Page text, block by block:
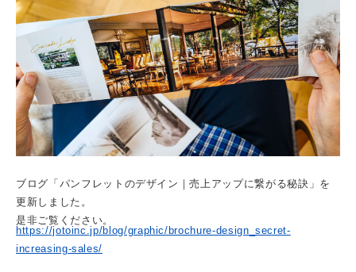
ブログ「パンフレットのデザイン｜売上アップに繋がる秘訣」を
更新しました。
是非ご覧ください。
https://jotoinc.jp/blog/graphic/brochure-design_secret-
increasing-sales/